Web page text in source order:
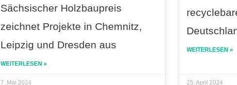
Sächsischer Holzbaupreis
zeichnet Projekte in Chemnitz,
Leipzig und Dresden aus
WEITERLESEN »
7. Mai 2024
WEITERLESEN »
25. April 2024